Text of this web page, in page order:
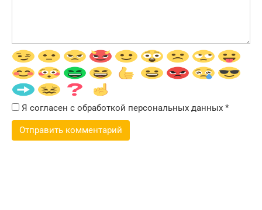
Я согласен с обработкой персональных данных *